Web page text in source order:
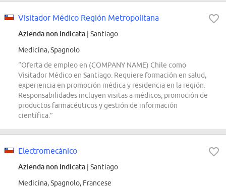
Visitador Médico Región Metropolitana
Azienda non indicata | Santiago
Medicina, Spagnolo
“Oferta de empleo en (COMPANY NAME) Chile como
Visitador Médico en Santiago. Requiere formación en salud,
experiencia en promoción médica y residencia en la región.
Responsabilidades incluyen visitas a médicos, promoción de
productos farmacéuticos y gestión de información
científica.”
Electromecánico
Azienda non indicata | Santiago
Medicina, Spagnolo, Francese